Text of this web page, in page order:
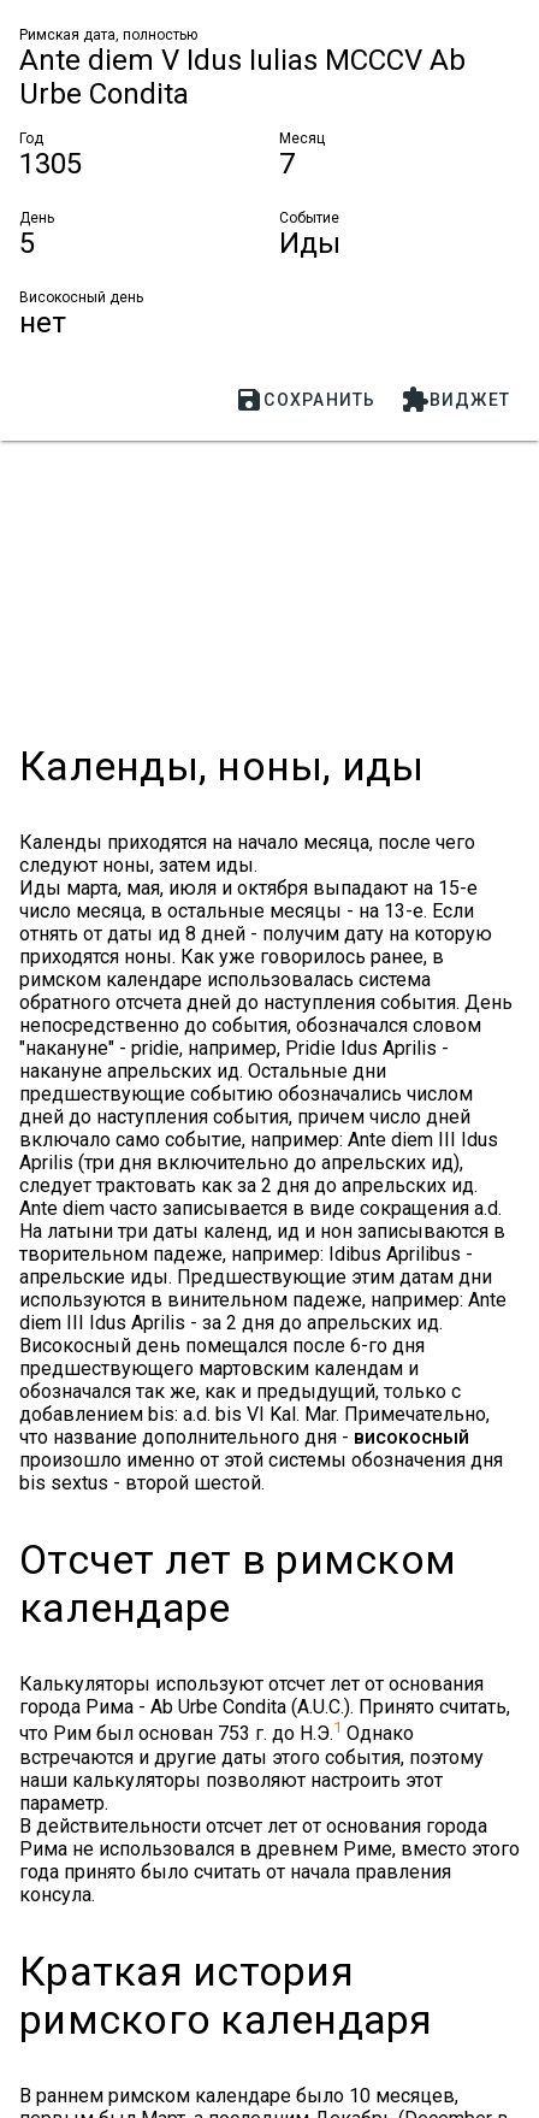
Римская дата, полностью
Ante diem V Idus Iulias MCCCV Ab
Urbe Condita
Год
1305
Месяц
7
День
5
Событие
Иды
Високосный день
нет
 СОХРАНИТЬ ВИДЖЕТ
Календы, ноны, иды
Календы приходятся на начало месяца, после чего
следуют ноны, затем иды.
Иды марта, мая, июля и октября выпадают на 15-е
число месяца, в остальные месяцы - на 13-е. Если
отнять от даты ид 8 дней - получим дату на которую
приходятся ноны. Как уже говорилось ранее, в
римском календаре использовалась система
обратного отсчета дней до наступления события. День
непосредственно до события, обозначался словом
"накануне" - pridie, например, Pridie Idus Aprilis -
накануне апрельских ид. Остальные дни
предшествующие событию обозначались числом
дней до наступления события, причем число дней
включало само событие, например: Ante diem III Idus
Aprilis (три дня включительно до апрельских ид),
следует трактовать как за 2 дня до апрельских ид.
Ante diem часто записывается в виде сокращения a.d.
На латыни три даты календ, ид и нон записываются в
творительном падеже, например: Idibus Aprilibus -
апрельские иды. Предшествующие этим датам дни
используются в винительном падеже, например: Ante
diem III Idus Aprilis - за 2 дня до апрельских ид.
Високосный день помещался после 6-го дня
предшествующего мартовским календам и
обозначался так же, как и предыдущий, только с
добавлением bis: a.d. bis VI Kal. Mar. Примечательно,
что название дополнительного дня - високосный
произошло именно от этой системы обозначения дня
bis sextus - второй шестой.
Отсчет лет в римском
календаре
Калькуляторы используют отсчет лет от основания
города Рима - Ab Urbe Condita (A.U.C.). Принято считать,
что Рим был основан 753 г. до Н.Э.1 Однако
встречаются и другие даты этого события, поэтому
наши калькуляторы позволяют настроить этот
параметр.
В действительности отсчет лет от основания города
Рима не использовался в древнем Риме, вместо этого
года принято было считать от начала правления
консула.
Краткая история
римского календаря
В раннем римском календаре было 10 месяцев,